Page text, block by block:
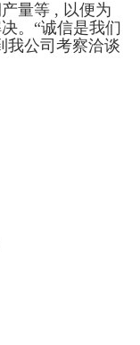
量等 , 以便为
。“诚信是我们
我公司考察洽谈